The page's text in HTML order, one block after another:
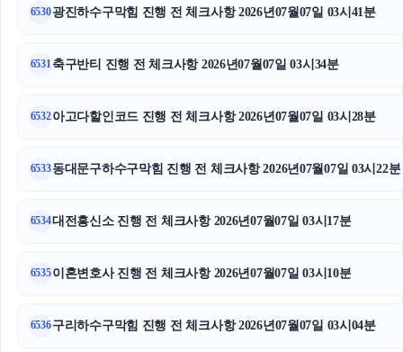
서울성범죄전문변호사
아파트대출
6530광진하수구막힘 진행 전 체크사항 2026년07월07일 03시41분
6531축구반티 진행 전 체크사항 2026년07월07일 03시34분
6532아고다할인코드 진행 전 체크사항 2026년07월07일 03시28분
6533동대문구하수구막힘 진행 전 체크사항 2026년07월07일 03시22분
6534대전흥신소 진행 전 체크사항 2026년07월07일 03시17분
6535이혼변호사 진행 전 체크사항 2026년07월07일 03시10분
6536구리하수구막힘 진행 전 체크사항 2026년07월07일 03시04분